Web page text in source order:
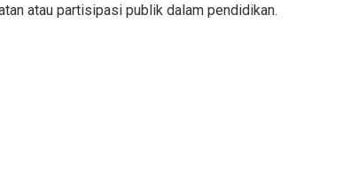
atau partisipasi publik dalam pendidikan.